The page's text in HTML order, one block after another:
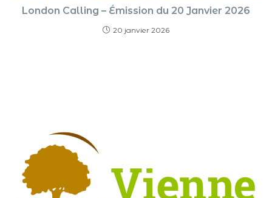
London Calling – Émission du 20 Janvier 2026
20 janvier 2026